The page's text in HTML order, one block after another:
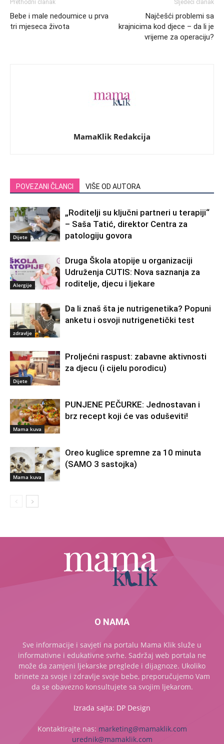
Prethodni članak
Bebe i male nedoumice u prva
tri mjeseca života
Sljedeći članak
Najčešći problemi sa
krajnicima kod djece – da li je
vrijeme za operaciju?
MamaKlik Redakcija
POVEZANI ČLANCI VIŠE OD AUTORA
Dijete
„Roditelji su ključni partneri u terapiji“
– Saša Tatić, direktor Centra za
patologiju govora
Alergije
Druga Škola atopije u organizaciji
Udruženja CUTIS: Nova saznanja za
roditelje, djecu i ljekare
zdravlje
Da li znaš šta je nutrigenetika? Popuni
anketu i osvoji nutrigenetički test
Dijete
Proljećni raspust: zabavne aktivnosti
za djecu (i cijelu porodicu)
Mama kuva
PUNJENE PEČURKE: Jednostavan i
brz recept koji će vas oduševiti!
Mama kuva
Oreo kuglice spremne za 10 minuta
(SAMO 3 sastojka)
O NAMA
Sve informacije i savjeti na portalu Mama Klik služe u
informativne i edukativne svrhe. Sadržaj web portala ne
može da zamjeni ljekarske preglede i dijagnoze. Ukoliko
brinete za svoje i zdravlje svoje bebe, preporučujemo Vam
da se obavezno konsultujete sa svojim ljekarom.
Izrada sajta: DP Design
Kontaktirajte nas: marketing@mamaklik.com
urednik@mamaklik.com